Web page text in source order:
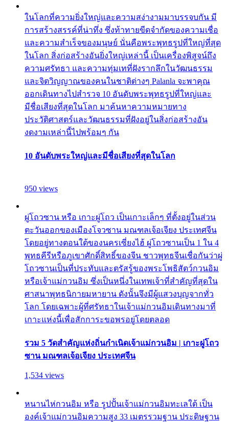
ในโลกที่ความยิ่งใหญ่และความสง่างามมาบรรจบกัน มี
การสร้างสรรค์ที่น่าทึ่ง ซึ่งท้าทายขีดจำกัดของความเชื่อ
และความสำเร็จของมนุษย์ นั่นคือพระพุทธรูปที่ใหญ่ที่สุด
ในโลก สิ่งก่อสร้างอันยิ่งใหญ่เหล่านี้ เป็นเครื่องพิสูจน์ถึง
ความศรัทธา และความทุ่มเทที่ฝังรากลึกในวัฒนธรรม
และจิตวิญญาณของคนในชาติต่างๆ Palanla จะพาคุณ
ออกเดินทางไปสำรวจ 10 อันดับพระพุทธรูปที่ใหญ่และ
มีชื่อเสียงที่สุดในโลก มาค้นหาความหมายทาง
ประวัติศาสตร์และวัฒนธรรมที่ฝังอยู่ในสิ่งก่อสร้างอัน
งดงามเหล่านี้ไปพร้อมๆ กัน
10 อันดับพระใหญ่และมีชื่อเสียงที่สุดในโลก
950 views
ผู่โถวซาน หรือ เกาะผู่โถว เป็นเกาะเล็กๆ ที่ตั้งอยู่ในส่วน
ตะวันออกของเมืองโจวซาน มณฑลเจ้อเจียง ประเทศจีน
โดยอยู่ทางตอนใต้ของนครเซี่ยงไฮ้ ผู่โถวซานเป็น 1 ใน 4
พุทธคีรีหรือภูเขาศักดิ์สิทธิ์ของจีน ชาวพุทธจีนเชื่อกันว่าผู่
โถวซานเป็นที่ประทับและตรัสรู้ของพระโพธิสัตว์กวนอิม
หรือเจ้าแม่กวนอิม ซึ่งเป็นหนึ่งในเทพเจ้าที่สำคัญที่สุดใน
ศาสนาพุทธนิกายมหายาน ดังนั้นจึงมีผู้แสวงบุญจากทั่ว
โลก โดยเฉพาะผู้ที่ศรัทธาในเจ้าแม่กวนอิมเดินทางมาที่
เกาะแห่งนี้เพื่อสักการะขอพรอยู่โดยตลอด
รวม 5 วัดสำคัญแห่งถิ่นกำเนิดเจ้าแม่กวนอิม | เกาะผู่โถว
ซาน มณฑลเจ้อเจียง ประเทศจีน
1,534 views
หนานไห่กวนอิม หรือ รูปปั้นเจ้าแม่กวนอิมทะเลใต้ เป็น
องค์เจ้าแม่กวนอิมความสูง 33 เมตรรวมฐาน ประดิษฐาน